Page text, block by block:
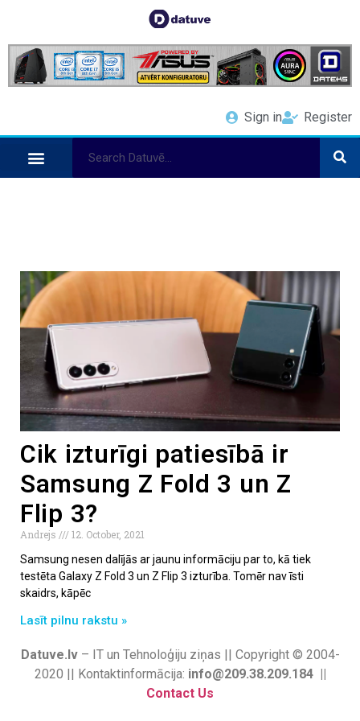
Sign in Register
Cik izturīgi patiesībā ir
Samsung Z Fold 3 un Z
Flip 3?
Andrejs
12. October, 2021
Samsung nesen dalījās ar jaunu informāciju par to, kā tiek
testēta Galaxy Z Fold 3 un Z Flip 3 izturība. Tomēr nav īsti
skaidrs, kāpēc
Lasīt pilnu rakstu »
Datuve.lv– IT un Tehnoloģiju ziņas || Copyright © 2004-
2020 || Kontaktinformācija: info@209.38.209.184 ||
Contact Us